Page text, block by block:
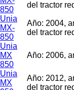
850
del tractor
Unia
MX-
850
Año: 2004,
del tractor
Unia
MX
850
Año: 2006,
Unia
MX
Año: 2012,
del tractor